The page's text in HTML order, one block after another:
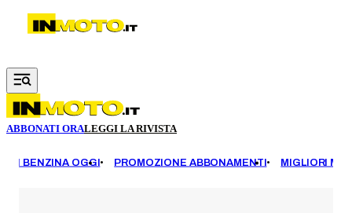
Vai al contenuto principale
ABBONATI ORALEGGI LA RIVISTA
BENZINA OGGI PROMOZIONE ABBONAMENTI MIGLIORI